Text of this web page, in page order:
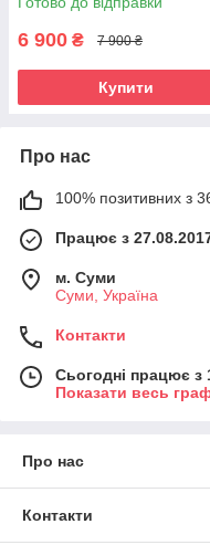
6 900 ₴ 7 900 ₴
Купити
Про нас
100% позитивних з 36
Працює з
м. Суми
Суми, Україна
Контакти
Сьогодні працює з
Показати весь
Про нас
Контакти